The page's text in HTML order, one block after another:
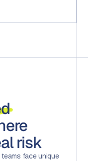
risk
teams face unique